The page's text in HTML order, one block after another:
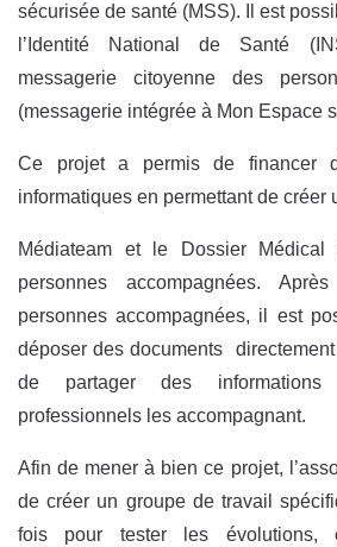
sécurisée de santé (MSS). Il est
l’Identité National de Santé
messagerie citoyenne des
(messagerie intégrée à Mon Espace
Ce projet a permis de financer
informatiques en permettant de créer
Médiateam et le Dossier Médical
personnes accompagnées.
personnes accompagnées, il est
déposer des documents
de partager des
professionnels les accompagnant.
Afin de mener à bien ce projet,
de créer un groupe de travail
fois pour tester les évolutions,